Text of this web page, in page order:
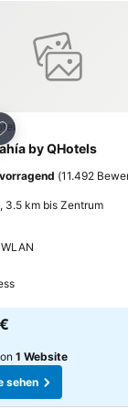
übertag,
American
Favoriten
by QHotels
(11.492
3.5 km bis Zentrum
1 Website
sehen